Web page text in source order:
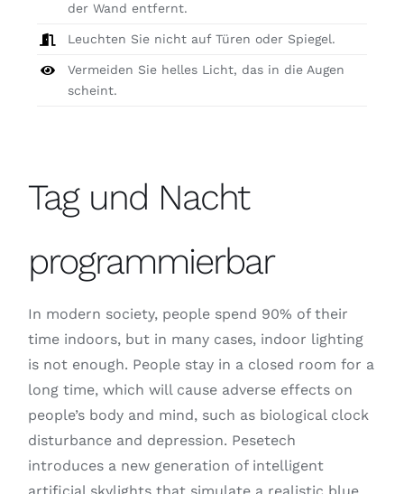
der Wand entfernt.
Leuchten Sie nicht auf Türen oder Spiegel.
Vermeiden Sie helles Licht, das in die Augen
scheint.
Tag und Nacht
programmierbar
In modern society, people spend 90% of their
time indoors, but in many cases, indoor lighting
is not enough. People stay in a closed room for a
long time, which will cause adverse effects on
people’s body and mind, such as biological clock
disturbance and depression. Pesetech
introduces a new generation of intelligent